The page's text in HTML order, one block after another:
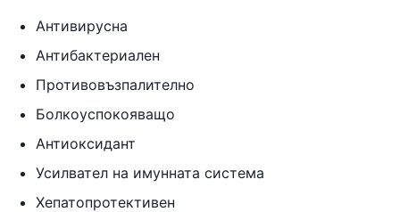
Антивирусна
Антибактериален
Противовъзпалително
Болкоуспокояващо
Антиоксидант
Усилвател на имунната система
Хепатопротективен